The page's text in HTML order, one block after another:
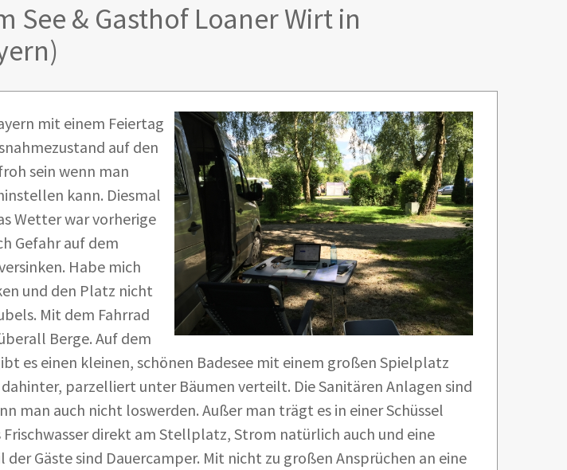
See & Gasthof Loaner Wirt in
mit einem Feiertag
auf den
sein wenn man
kann. Diesmal
Wetter war vorherige
Gefahr auf dem
Habe mich
und den Platz nicht
Mit dem Fahrrad
Berge. Auf dem
es einen kleinen, schönen Badesee mit einem großen Spielplatz
parzelliert unter Bäumen verteilt. Die Sanitären Anlagen sind
man auch nicht loswerden. Außer man trägt es in einer Schüssel
direkt am Stellplatz, Strom natürlich auch und eine
der Gäste sind Dauercamper. Mit nicht zu großen Ansprüchen an eine